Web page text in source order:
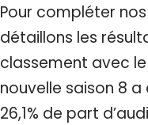
Pour compléter
détaillons les
classement avec le
nouvelle saison 8
26,1% de part